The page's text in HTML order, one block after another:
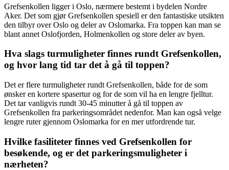
Grefsenkollen ligger i Oslo, nærmere bestemt i bydelen Nordre
Aker. Det som gjør Grefsenkollen spesiell er den fantastiske utsikten
den tilbyr over Oslo og deler av Oslomarka. Fra toppen kan man se
blant annet Oslofjorden, Holmenkollen og store deler av byen.
Hva slags turmuligheter finnes rundt Grefsenkollen,
og hvor lang tid tar det å gå til toppen?
Det er flere turmuligheter rundt Grefsenkollen, både for de som
ønsker en kortere spasertur og for de som vil ha en lengre fjelltur.
Det tar vanligvis rundt 30-45 minutter å gå til toppen av
Grefsenkollen fra parkeringsområdet nedenfor. Man kan også velge
lengre ruter gjennom Oslomarka for en mer utfordrende tur.
Hvilke fasiliteter finnes ved Grefsenkollen for
besøkende, og er det parkeringsmuligheter i
nærheten?